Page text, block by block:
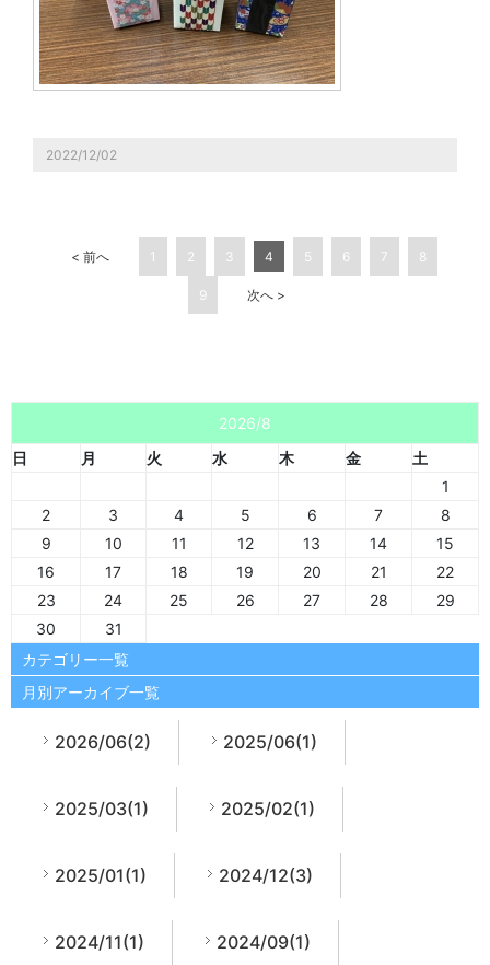
2022/12/02
< 前へ 1 2 3 4 5 6 7 8
9 次へ >
2026/8
日
月 火 水 木 金
土
1
2
3 4 5 6 7
8
9
10 11 12 13 14
15
16
17 18 19 20 21
22
23
24 25 26 27 28
29
30
31
カテゴリー一覧
月別アーカイブ一覧
2026/06(2) 2025/06(1)
2025/03(1) 2025/02(1)
2025/01(1) 2024/12(3)
2024/11(1) 2024/09(1)